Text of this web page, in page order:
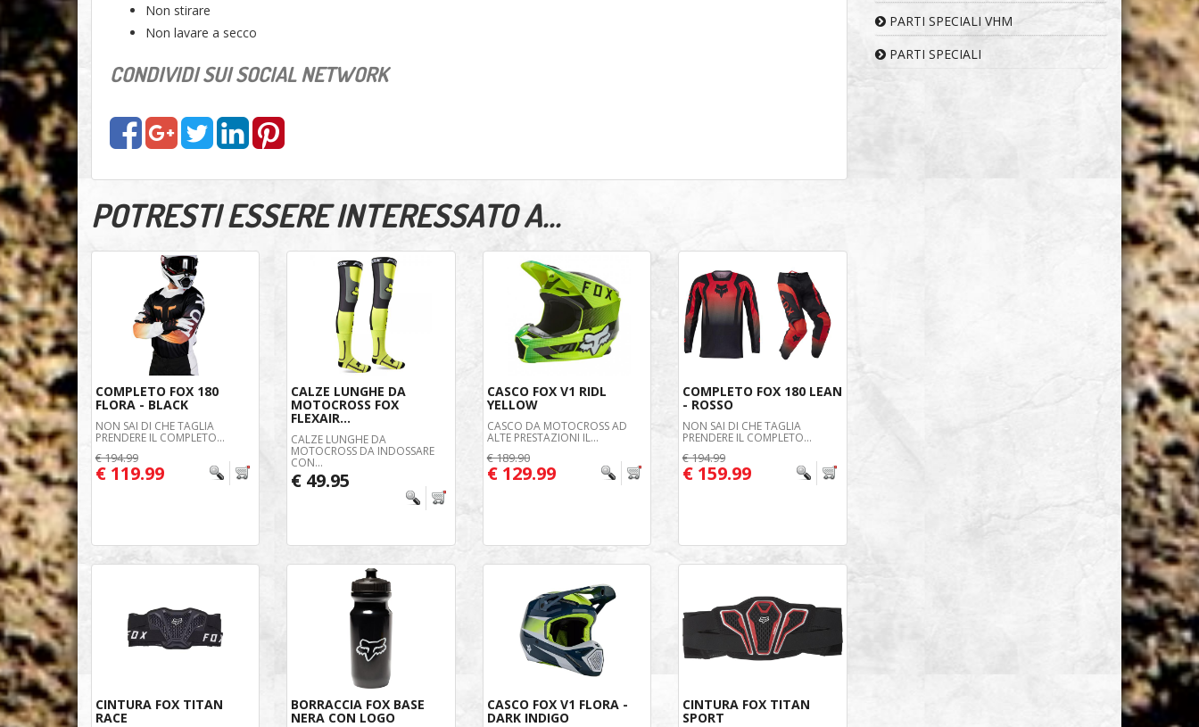
Non stirare
Non lavare a secco
CONDIVIDI SUI SOCIAL NETWORK
POTRESTI ESSERE INTERESSATO A...
COMPLETO FOX 180
FLORA - BLACK
NON SAI DI CHE TAGLIA
PRENDERE IL COMPLETO...
€ 194.99
€ 119.99
CALZE LUNGHE DA
MOTOCROSS FOX
FLEXAIR...
CALZE LUNGHE DA
MOTOCROSS DA INDOSSARE
CON...
€ 49.95
CASCO FOX V1 RIDL
YELLOW
CASCO DA MOTOCROSS AD
ALTE PRESTAZIONI IL...
€ 189.90
€ 129.99
COMPLETO FOX 180 LEAN
- ROSSO
NON SAI DI CHE TAGLIA
PRENDERE IL COMPLETO...
€ 194.99
€ 159.99
CINTURA FOX TITAN
RACE
BORRACCIA FOX BASE
NERA CON LOGO
CASCO FOX V1 FLORA -
DARK INDIGO
CINTURA FOX TITAN
SPORT
PARTI SPECIALI VHM
PARTI SPECIALI